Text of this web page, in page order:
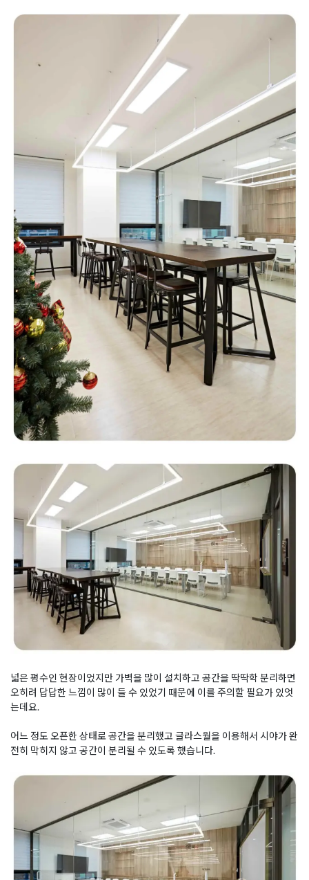
넓은 평수인 현장이었지만 가벽을 많이 설치하고 공간을 딱딱학 분리하면
오히려 답답한 느낌이 많이 들 수 있었기 때문에 이를 주의할 필요가 있엇
는데요.
어느 정도 오픈한 상태로 공간을 분리했고 글라스월을 이용해서 시야가 완
전히 막히지 않고 공간이 분리될 수 있도록 했습니다.